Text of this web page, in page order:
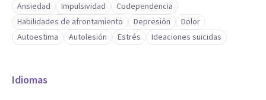
Ansiedad Impulsividad
Codependencia
Habilidades de afrontamiento
Depresión
Dolor
Autoestima
Autolesión Estrés Ideaciones suicidas
Idiomas